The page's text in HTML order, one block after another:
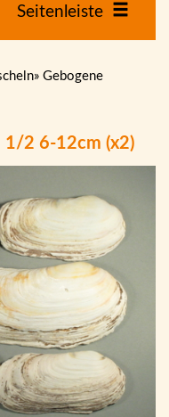
Seitenleiste
» Gebogene
1/2 6-12cm (x2)